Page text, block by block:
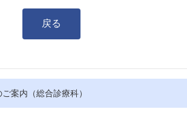
戻る
案内（総合診療科）